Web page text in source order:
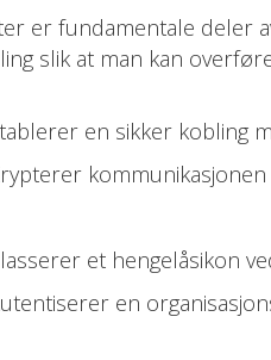
er fundamentale deler
slik at man kan
en sikker kobling
et hengelåsikon
en